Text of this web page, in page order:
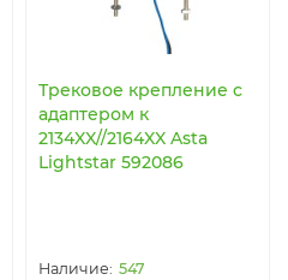
Трековое крепление с
адаптером к
2134XX//2164XX Asta
Lightstar 592086
547